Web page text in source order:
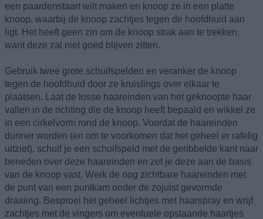
een paardenstaart wilt maken en knoop ze in een platte
knoop, waarbij de knoop zachtjes tegen de hoofdhuid aan
ligt. Het heeft geen zin om de knoop strak aan te trekken,
want deze zal niet goed blijven zitten.
Gebruik twee grote schuifspelden en veranker de knoop
tegen de hoofdhuid door ze kruislings over elkaar te
plaatsen. Laat de losse haareinden van het geknoopte haar
vallen in de richting die de knoop heeft bepaald en wikkel ze
in een cirkelvorm rond de knoop. Voordat de haareinden
dunner worden (en om te voorkomen dat het geheel er rafelig
uitziet), schuif je een schuifspeld met de geribbelde kant naar
beneden over deze haareinden en zet je deze aan de basis
van de knoop vast. Werk de nog zichtbare haareinden met
de punt van een puntkam onder de zojuist gevormde
draaiing. Besproei het geheel lichtjes met haarspray en wrijf
zachtjes met de vingers om eventuele opstaande haartjes